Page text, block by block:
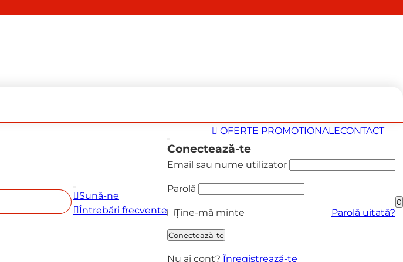
OFERTE PROMOTIONALECONTACT
Sună-ne
Întrebări frecvente
Conectează-te
Email sau nume utilizator
Parolă
Ține-mă minte Parolă uitată?
Conectează-te
Nu ai cont? Înregistrează-te
0